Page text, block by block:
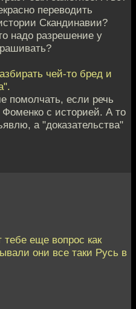
переводить
Скандинавии?
надо разрешение у
чей-то бред и
помолчать, если речь
с историей. А то
а "доказательства"
еще вопрос как
они все таки Русь в